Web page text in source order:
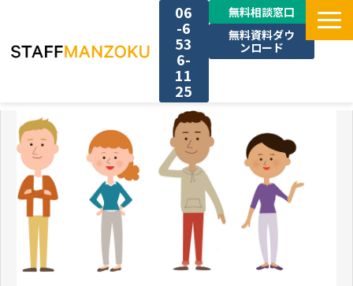
06
-6
53
6-
11
25
無料相談窓口
無料資料ダウ
ンロード
TOP
選ばれる理由
料金
採用事例